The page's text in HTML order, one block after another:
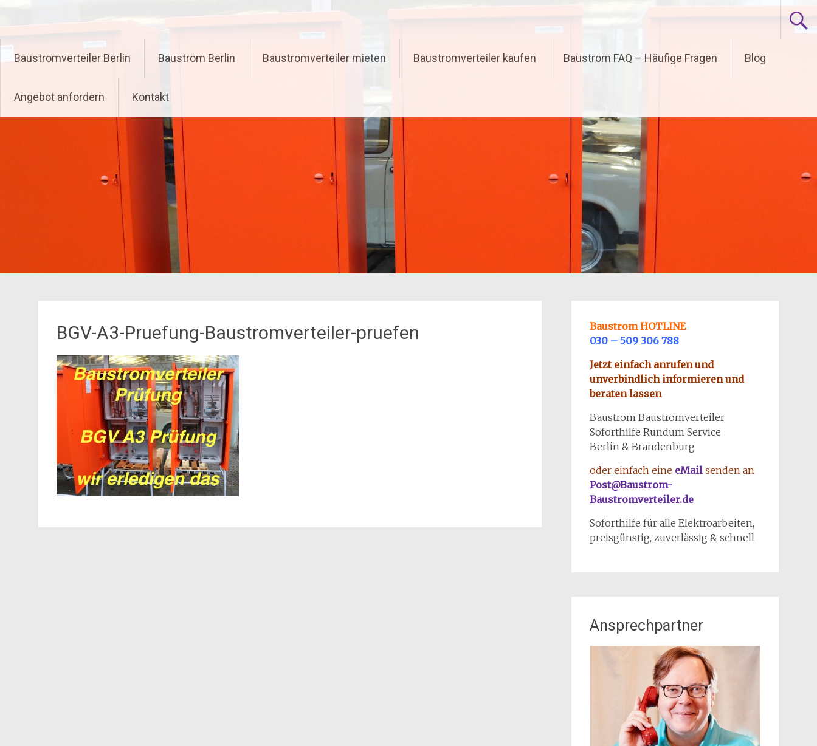
springen
Baustromverteiler Berlin Baustrom Berlin Baustromverteiler mieten Baustromverteiler kaufen Baustrom FAQ – Häufige Fragen Blog
Angebot anfordern Kontakt
BGV-A3-Pruefung-Baustromverteiler-pruefen
Baustrom HOTLINE
030 – 509 306 788
Jetzt einfach anrufen und
unverbindlich informieren und
beraten lassen
Baustrom Baustromverteiler
Soforthilfe Rundum Service
Berlin & Brandenburg
oder einfach eine eMailsenden an
Post@Baustrom-
Baustromverteiler.de
Soforthilfe für alle Elektroarbeiten,
preisgünstig, zuverlässig & schnell
Ansprechpartner